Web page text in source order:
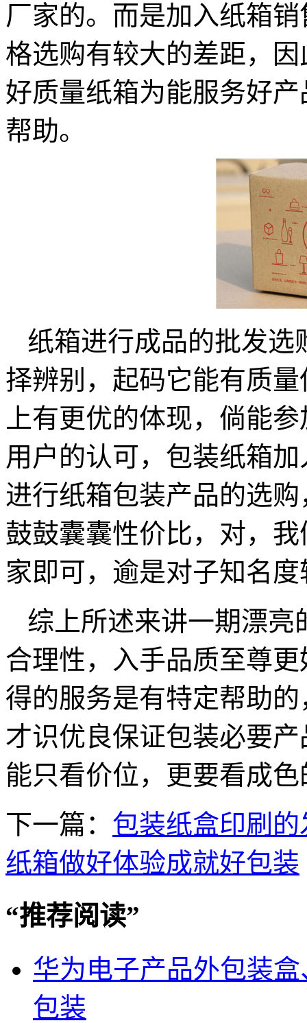
厂家的。 而是加入纸箱
格选购有较大的差距，
好质量纸箱为能服务好
帮助。
纸箱进行成品的批发选
择辨别，起码它能有质
上有更优的体现，倘能
用户的认可，包装纸箱
进行纸箱包装产品的选
鼓鼓囊囊性价比，对，
家即可，逾是对子知名
综上所述来讲一期漂亮
合理性，入手品质至尊
得的服务是有特定帮助
才识优良保证包装必要
能只看价位，更要看成
下一篇： 包装纸盒印刷
纸箱做好体验成就好包装
“推荐阅读”
华为电子产品外包装
包装